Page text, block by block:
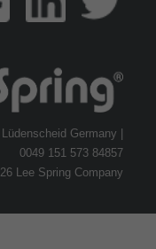
Germany |
0049 151 573 84857
Lee Spring Company